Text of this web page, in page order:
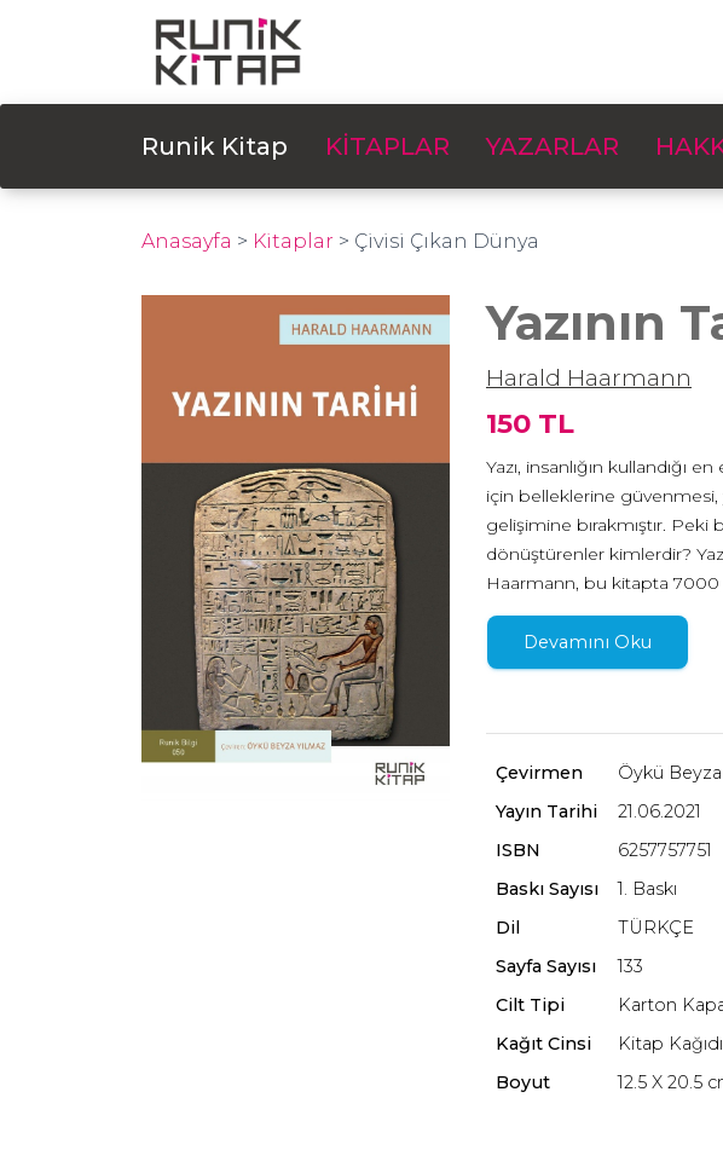
Runik Kitap KİTAPLAR YAZARLAR
Anasayfa > Kitaplar > Çivisi Çıkan Dünya
Yazının
Harald Haarmann
150 TL
Yazı, insanlığın kullandığı
için belleklerine güvenmesi,
gelişimine bırakmıştır.
dönüştürenler kimlerdir?
Haarmann, bu kitapta 7000
da dâhil olmak üzere, çok
anlaşılır şekilde ortaya
teknolojisi geliştirme
hakkında da etkileyici
Devamını Oku
Çevirmen
Öykü Beyza
Yayın Tarihi
21.06.2021
ISBN
6257757751
Baskı Sayısı
1. Baskı
Dil
TÜRKÇE
Sayfa Sayısı
133
Cilt Tipi
Karton
Kağıt Cinsi
Kitap Kağıdı
Boyut
12.5 X 20.5